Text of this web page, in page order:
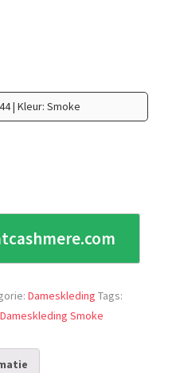
| Kleur: Smoke
Dameskleding Tags:
Dameskleding Smoke